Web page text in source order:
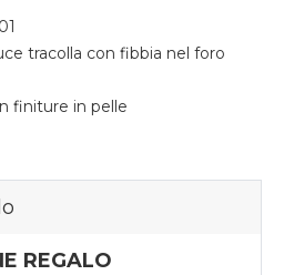
tracolla con fibbia nel foro
finiture in pelle
REGALO